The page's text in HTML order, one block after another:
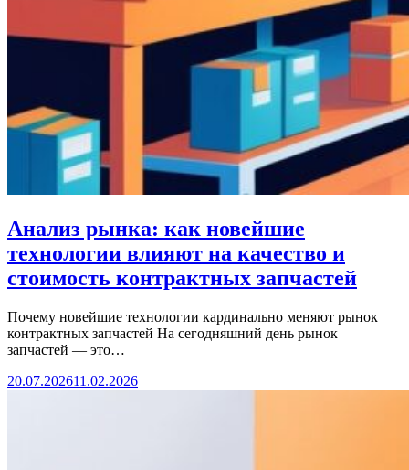
Анализ рынка: как новейшие
технологии влияют на качество и
стоимость контрактных запчастей
Почему новейшие технологии кардинально меняют рынок
контрактных запчастей На сегодняшний день рынок
запчастей — это…
20.07.202611.02.2026